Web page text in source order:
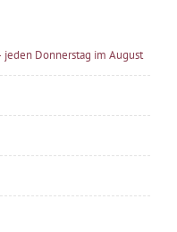
Donnerstag im August